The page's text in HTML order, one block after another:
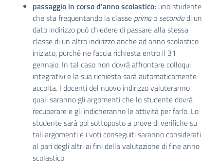
passaggio in corso d’anno scolastico: uno studente
che sta frequentando la classe primao secondadi un
dato indirizzo può chiedere di passare alla stessa
classe di un altro indirizzo anche ad anno scolastico
iniziato, purché ne faccia richiesta entro il 31
gennaio. In tal caso non dovrà affrontare colloqui
integrativi e la sua richiesta sarà automaticamente
accolta. I docenti del nuovo indirizzo valuteranno
quali saranno gli argomenti che lo studente dovrà
recuperare e gli indicheranno le attività per farlo. Lo
studente sarà poi sottoposto a prove di verifiche su
tali argomenti e i voti conseguiti saranno considerati
al pari degli altri ai fini della valutazione di fine anno
scolastico.